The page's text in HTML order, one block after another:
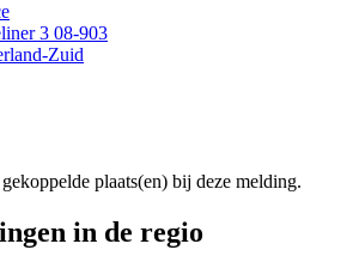
3 08-903
Zuid
plaats(en) bij deze melding.
in de regio